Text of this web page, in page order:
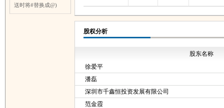
送时将#替换成@)
股权分析
股东名称
徐爱平
潘磊
深圳市千鑫恒投资发展有限公司
范金霞